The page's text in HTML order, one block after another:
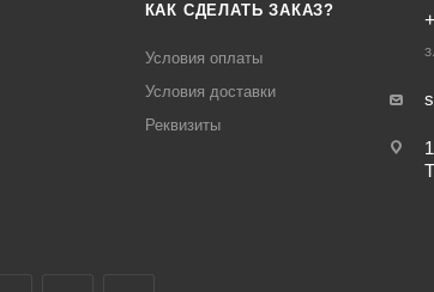
КАК СДЕЛАТЬ ЗАКАЗ?
Условия оплаты
Условия доставки
Реквизиты